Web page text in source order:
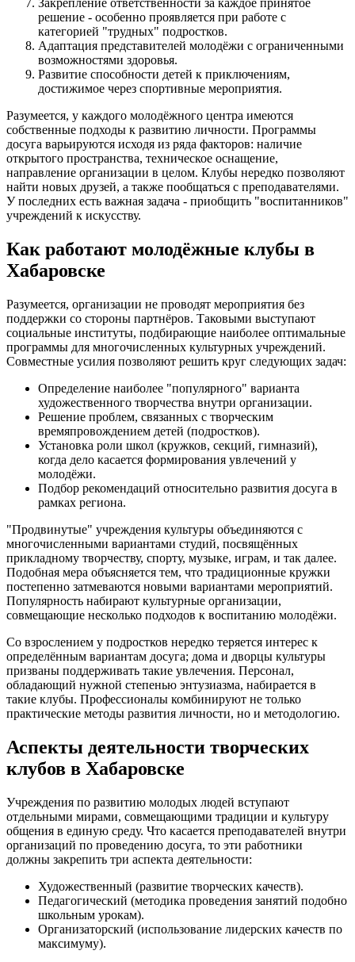
Закрепление ответственности за каждое принятое
решение - особенно проявляется при работе с
категорией "трудных" подростков.
Адаптация представителей молодёжи с ограниченными
возможностями здоровья.
Развитие способности детей к приключениям,
достижимое через спортивные мероприятия.
Разумеется, у каждого молодёжного центра имеются
собственные подходы к развитию личности. Программы
досуга варьируются исходя из ряда факторов: наличие
открытого пространства, техническое оснащение,
направление организации в целом. Клубы нередко позволяют
найти новых друзей, а также пообщаться с преподавателями.
У последних есть важная задача - приобщить "воспитанников"
учреждений к искусству.
Как работают молодёжные клубы в
Хабаровске
Разумеется, организации не проводят мероприятия без
поддержки со стороны партнёров. Таковыми выступают
социальные институты, подбирающие наиболее оптимальные
программы для многочисленных культурных учреждений.
Совместные усилия позволяют решить круг следующих задач:
Определение наиболее "популярного" варианта
художественного творчества внутри организации.
Решение проблем, связанных с творческим
времяпровождением детей (подростков).
Установка роли школ (кружков, секций, гимназий),
когда дело касается формирования увлечений у
молодёжи.
Подбор рекомендаций относительно развития досуга в
рамках региона.
"Продвинутые" учреждения культуры объединяются с
многочисленными вариантами студий, посвящённых
прикладному творчеству, спорту, музыке, играм, и так далее.
Подобная мера объясняется тем, что традиционные кружки
постепенно затмеваются новыми вариантами мероприятий.
Популярность набирают культурные организации,
совмещающие несколько подходов к воспитанию молодёжи.
Со взрослением у подростков нередко теряется интерес к
определённым вариантам досуга; дома и дворцы культуры
призваны поддерживать такие увлечения. Персонал,
обладающий нужной степенью энтузиазма, набирается в
такие клубы. Профессионалы комбинируют не только
практические методы развития личности, но и методологию.
Аспекты деятельности творческих
клубов в Хабаровске
Учреждения по развитию молодых людей вступают
отдельными мирами, совмещающими традиции и культуру
общения в единую среду. Что касается преподавателей внутри
организаций по проведению досуга, то эти работники
должны закрепить три аспекта деятельности:
Художественный (развитие творческих качеств).
Педагогический (методика проведения занятий подобно
школьным урокам).
Организаторский (использование лидерских качеств по
максимуму).